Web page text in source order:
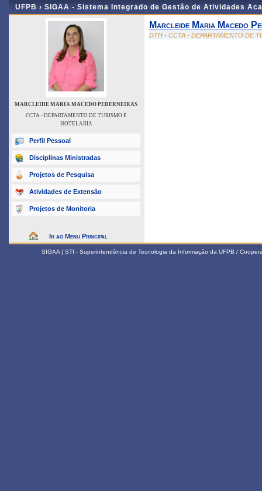
UFPB › SIGAA - Sistema Integrado de Gestão de Atividades
MARCLEIDE MARIA MACEDO PEDERNEIRAS
CCTA - DEPARTAMENTO DE TURISMO E
HOTELARIA
Perfil Pessoal
Disciplinas Ministradas
Projetos de Pesquisa
Atividades de Extensão
Projetos de Monitoria
Ir ao Menu Principal
Marcleide Maria Macedo
DTH - CCTA - DEPARTAMENTO DE
SIGAA | STI - Superintendência de Tecnologia da Informação da UFPB /